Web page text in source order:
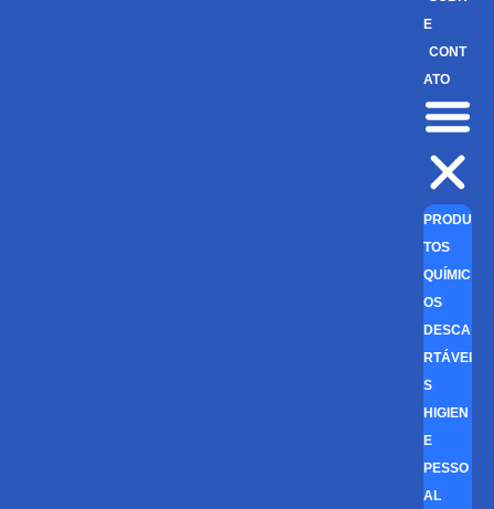
E
CONT
ATO
PRODU
TOS
QUÍMIC
OS
DESCA
RTÁVEI
S
HIGIEN
E
PESSO
AL